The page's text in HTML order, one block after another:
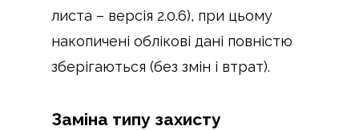
листа – версія 2.0.6), при цьому
накопичені облікові дані повністю
зберігаються (без змін і втрат).
Заміна типу захисту